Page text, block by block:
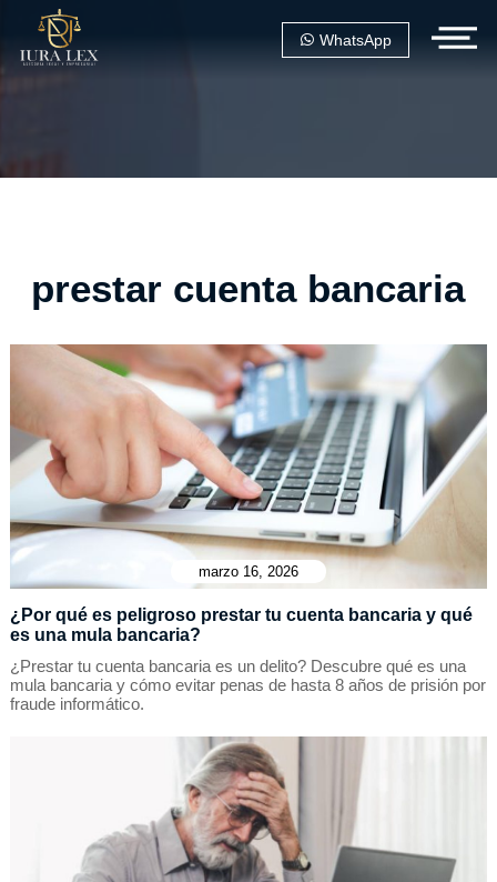
WhatsApp
prestar cuenta bancaria
marzo 16, 2026
¿Por qué es peligroso prestar tu cuenta bancaria y qué
es una mula bancaria?
¿Prestar tu cuenta bancaria es un delito? Descubre qué es una
mula bancaria y cómo evitar penas de hasta 8 años de prisión por
fraude informático.